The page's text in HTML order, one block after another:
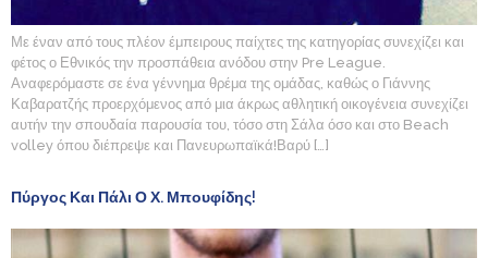
Με έναν από τους πλέον έμπειρους παίχτες της κατηγορίας συνεχίζει και
φέτος ο Εθνικός την προσπάθεια ανόδου στην Pre League.
Αναφερόμαστε σε ένα γέννημα θρέμα της ομάδας, καθώς ο Γιάννης
Καβαρατζής προερχόμενος από μια άκρως αθλητική οικογένεια συνεχίζει
αυτήν την σπουδαία παρουσία του, τόσο στη Σάλα όσο και στο Beach
volley όπου διέπρεψε και Πανευρωπαϊκά!Βαρύ […]
Πύργος Και Πάλι Ο Χ. Μπουφίδης!